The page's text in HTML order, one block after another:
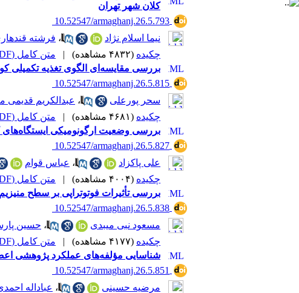
کلان شهر تهران
‎ 10.52547/armaghanj.26.5.793
نیما اسلام نژاد
، فرشته
چکیده (۴۸۳۲ مشاهده) | متن کامل (PDF)
بررسی مقایسه‌ای الگوی تغذیه تکمیلی کودکان 24ـ6 ماه دچار اختلال رشد و سالم در شهرستان ‌بویراحمد: یک
‎ 10.52547/armaghanj.26.5.815
سحر پورعلی
، عبدالکریم قدیمی
چکیده (۴۶۸۱ مشاهده) | متن کامل (PDF)
بررسی وضعیت ارگونومیکی
‎ 10.52547/armaghanj.26.5.827
علی پاکزاد
، عباس قوام
چکیده (۴۰۰۴ مشاهده) | متن کامل (PDF)
بررسی تأثیرات فوتوتراپی بر سطح
‎ 10.52547/armaghanj.26.5.838
مسعود نبی میبدی
، حسین
چکیده (۴۱۷۷ مشاهده) | متن کامل (PDF)
شناسایی مؤلفه‌های عملکرد پژوهشی
‎ 10.52547/armaghanj.26.5.851
مرضیه حسینی
، عباداله